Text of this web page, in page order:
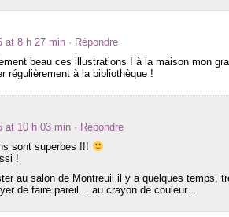
at 8 h 27 min · Répondre
beau ces illustrations ! à la maison mon
régulièrement à la bibliothèque !
at 10 h 03 min · Répondre
sont superbes !!!
!
au salon de Montreuil il y a quelques temps,
de faire pareil… au crayon de couleur…